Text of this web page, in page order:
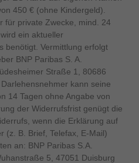
funktionale und
dar. Mit seiner
LED-Technologie und einer
bildet dieses Modell eine
Das installierte
den Zugriff auf alle Medien.
Technologie, die eine noch
TVs bietet. Die zweifach-
W
G
kWh
450 € (ohne Kindergeld).
für private Zwecke, mind. 24
ein aktueller
benötigt. Vermittlung erfolgt
BNP Paribas S. A.
Straße 1, 80686
kann seine
14 Tagen ohne Angabe von
der Widerrufsfrist genügt die
wenn die Erklärung auf
(z. B. Brief, Telefax, E-Mail)
an: BNP Paribas S.A.
5, 47051 Duisburg